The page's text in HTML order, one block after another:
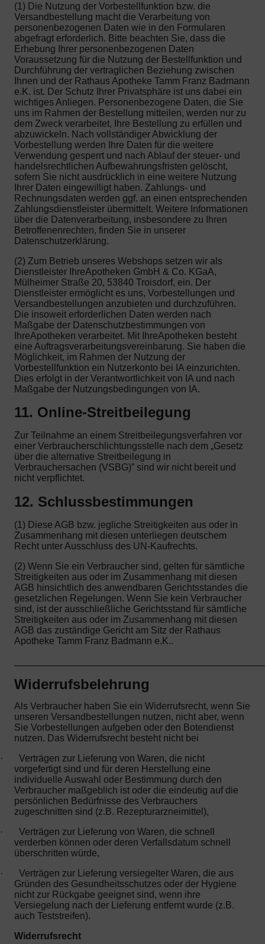
(1) Die Nutzung der Vorbestellfunktion bzw. die
Versandbestellung macht die Verarbeitung von
personenbezogenen Daten wie in den Formularen
abgefragt erforderlich. Bitte beachten Sie, dass die
Erhebung Ihrer personenbezogenen Daten
Voraussetzung für die Nutzung der Bestellfunktion und
Durchführung der vertraglichen Beziehung zwischen
Ihnen und der Rathaus Apotheke Tamm Franz Badmann
e.K. ist. Der Schutz Ihrer Privatsphäre ist uns dabei ein
wichtiges Anliegen. Personenbezogene Daten, die Sie
uns im Rahmen der Bestellung mitteilen, werden nur zu
dem Zweck verarbeitet, Ihre Bestellung zu erfüllen und
abzuwickeln. Nach vollständiger Abwicklung der
Vorbestellung werden Ihre Daten für die weitere
Verwendung gesperrt und nach Ablauf der steuer- und
handelsrechtlichen Aufbewahrungsfristen gelöscht,
sofern Sie nicht ausdrücklich in eine weitere Nutzung
Ihrer Daten eingewilligt haben. Zahlungs- und
Rechnungsdaten werden ggf. an einen entsprechenden
Zahlungsdienstleister übermittelt. Weitere Informationen
über die Datenverarbeitung, insbesondere zu Ihren
Betroffenenrechten, finden Sie in unserer
Datenschutzerklärung.
(2) Zum Betrieb unseres Webshops setzen wir als
Dienstleister IhreApotheken GmbH & Co. KGaA,
Mülheimer Straße 20, 53840 Troisdorf, ein. Der
Dienstleister ermöglicht es uns, Vorbestellungen und
Versandbestellungen anzubieten und durchzuführen.
Die insoweit erforderlichen Daten werden nach
Maßgabe der Datenschutzbestimmungen von
IhreApotheken verarbeitet. Mit IhreApotheken besteht
eine Auftragsverarbeitungsvereinbarung. Sie haben die
Möglichkeit, im Rahmen der Nutzung der
Vorbestellfunktion ein Nutzerkonto bei IA einzurichten.
Dies erfolgt in der Verantwortlichkeit von IA und nach
Maßgabe der Nutzungsbedingungen von IA.
11. Online-Streitbeilegung
Zur Teilnahme an einem Streitbeilegungsverfahren vor
einer Verbraucherschlichtungsstelle nach dem „Gesetz
über die alternative Streitbeilegung in
Verbrauchersachen (VSBG)” sind wir nicht bereit und
nicht verpflichtet.
12. Schlussbestimmungen
(1) Diese AGB bzw. jegliche Streitigkeiten aus oder in
Zusammenhang mit diesen unterliegen deutschem
Recht unter Ausschluss des UN-Kaufrechts.
(2) Wenn Sie ein Verbraucher sind, gelten für sämtliche
Streitigkeiten aus oder im Zusammenhang mit diesen
AGB hinsichtlich des anwendbaren Gerichtsstandes die
gesetzlichen Regelungen. Wenn Sie kein Verbraucher
sind, ist der ausschließliche Gerichtsstand für sämtliche
Streitigkeiten aus oder im Zusammenhang mit diesen
AGB das zuständige Gericht am Sitz der Rathaus
Apotheke Tamm Franz Badmann e.K..
Widerrufsbelehrung
Als Verbraucher haben Sie ein Widerrufsrecht, wenn Sie
unseren Versandbestellungen nutzen, nicht aber, wenn
Sie Vorbestellungen aufgeben oder den Botendienst
nutzen. Das Widerrufsrecht besteht nicht bei
·
Verträgen zur Lieferung von Waren, die nicht
vorgefertigt sind und für deren Herstellung eine
individuelle Auswahl oder Bestimmung durch den
Verbraucher maßgeblich ist oder die eindeutig auf die
persönlichen Bedürfnisse des Verbrauchers
zugeschnitten sind (z.B. Rezepturarzneimittel),
·
Verträgen zur Lieferung von Waren, die schnell
verderben können oder deren Verfallsdatum schnell
überschritten würde,
·
Verträgen zur Lieferung versiegelter Waren, die aus
Gründen des Gesundheitsschutzes oder der Hygiene
nicht zur Rückgabe geeignet sind, wenn ihre
Versiegelung nach der Lieferung entfernt wurde (z.B.
auch Teststreifen).
Widerrufsrecht